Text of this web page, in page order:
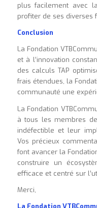
plus facilement avec
profiter de ses diverses
Conclusion
La Fondation
et à l’innovation
des calculs TAP
frais étendues, la
communauté une
La Fondation
à tous les membres
indéfectible et leur
Vos précieux
font avancer la
construire un
efficace et centré sur
Merci,
La Fondation